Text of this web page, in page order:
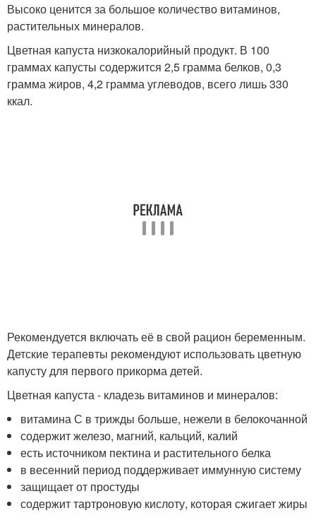
Высоко ценится за большое количество витаминов,
растительных минералов.
Цветная капуста низкокалорийный продукт. В 100
граммах капусты содержится 2,5 грамма белков, 0,3
грамма жиров, 4,2 грамма углеводов, всего лишь 330
ккал.
Рекомендуется включать её в свой рацион беременным.
Детские терапевты рекомендуют использовать цветную
капусту для первого прикорма детей.
Цветная капуста - кладезь витаминов и минералов:
витамина С в трижды больше, нежели в белокочанной
содержит железо, магний, кальций, калий
есть источником пектина и растительного белка
в весенний период поддерживает иммунную систему
защищает от простуды
содержит тартроновую кислоту, которая сжигает жиры